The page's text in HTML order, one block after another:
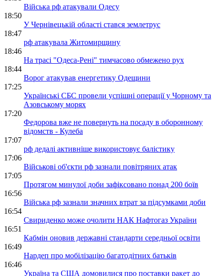
Війська рф атакували Одесу
18:50
У Чернівецькій області стався землетрус
18:47
рф атакувала Житомирщину
18:46
На трасі "Одеса-Рені" тимчасово обмежено рух
18:44
Ворог атакував енергетику Одещини
17:25
Українські СБС провели успішні операції у Чорному та
Азовському морях
17:20
Федорова вже не повернуть на посаду в оборонному
відомств - Кулеба
17:07
рф дедалі активніше використовує балістику
17:06
Військові об'єкти рф зазнали повітряних атак
17:05
Протягом минулої доби зафіксовано понад 200 боїв
16:56
Війська рф зазнали значних втрат за підсумками доби
16:54
Свириденко може очолити НАК Нафтогаз України
16:51
Кабмін оновив державні стандарти середньої освіти
16:49
Нардеп про мобілізацію багатодітних батьків
16:46
Україна та США домовилися про поставки ракет до